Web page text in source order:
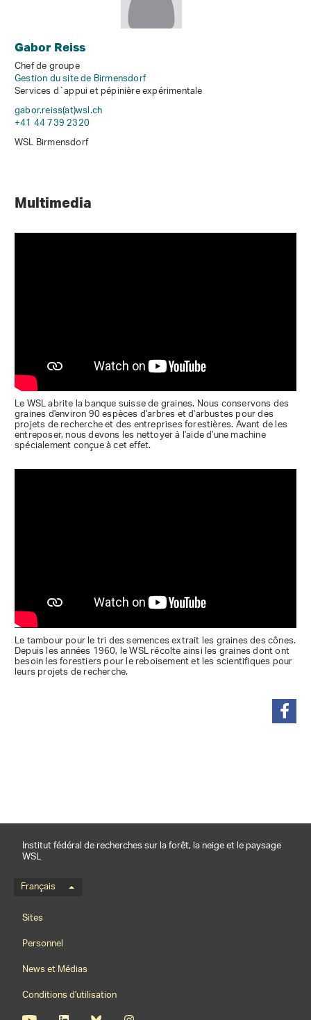
Gabor Reiss
Chef de groupe
Gestion du site de Birmensdorf
Services d`appui et pépinière expérimentale
gabor.reiss(at)wsl.ch
+41 44 739 2320
WSL Birmensdorf
Multimedia
Le WSL abrite la banque suisse de graines. Nous conservons des
graines d'environ 90 espèces d'arbres et d'arbustes pour des
projets de recherche et des entreprises forestières. Avant de les
entreposer, nous devons les nettoyer à l'aide d'une machine
spécialement conçue à cet effet.
Le tambour pour le tri des semences extrait les graines des cônes.
Depuis les années 1960, le WSL récolte ainsi les graines dont ont
besoin les forestiers pour le reboisement et les scientifiques pour
leurs projets de recherche.
Institut fédéral de recherches sur la forêt, la neige et le paysage
WSL
Menu de langue
Français
Footernavigation
Sites
Personnel
News et Médias
Conditions d'utilisation